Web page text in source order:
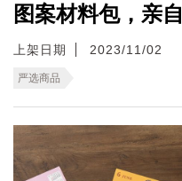
图案材料包，亲
上架日期 2023/11/02
严选商品